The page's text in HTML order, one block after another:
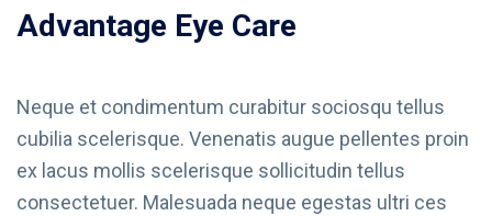
Advantage Eye Care
Neque et condimentum curabitur sociosqu tellus
cubilia scelerisque. Venenatis augue pellentes proin
ex lacus mollis scelerisque sollicitudin tellus
consectetuer. Malesuada neque egestas ultri ces